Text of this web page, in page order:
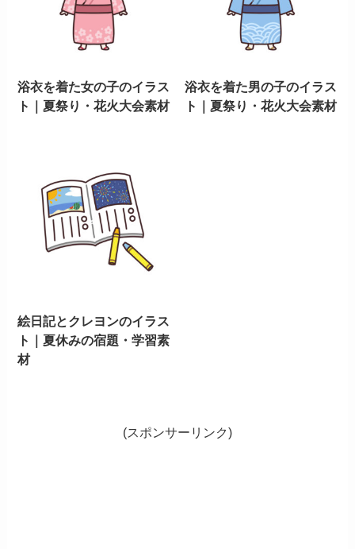
浴衣を着た女の子のイラス
ト｜夏祭り・花火大会素材
浴衣を着た男の子のイラス
ト｜夏祭り・花火大会素材
絵日記とクレヨンのイラス
ト｜夏休みの宿題・学習素
材
(スポンサーリンク)